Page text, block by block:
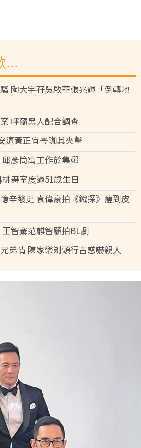
...
陶大宇孖吳啟華張兆輝「倒轉地
呼籲黑人配合調查
遭黃正宜岑珈其夾擊
彥筒寓工作於集郵
舞室度過51歲生日
辛酸史 袁偉豪拍《鐵探》瘦到皮
智騫范麒智願拍BL劇
弟情 陳家樂剃頭行古惑嚇親人